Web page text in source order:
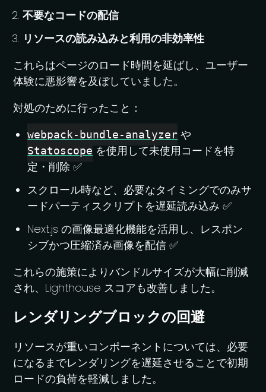
不要なコードの配信
リソースの読み込みと利用の非効率性
これらはページのロード時間を延ばし、ユーザー
体験に悪影響を及ぼしていました。
対処のために行ったこと：
webpack-bundle-analyzer や
Statoscope を使用して未使用コードを特
定・削除 ✅
スクロール時など、必要なタイミングでのみサ
ードパーティスクリプトを遅延読み込み ✅
Next.js の画像最適化機能を活用し、レスポン
シブかつ圧縮済み画像を配信 ✅
これらの施策によりバンドルサイズが大幅に削減
され、Lighthouse スコアも改善しました。
レンダリングブロックの回避
リソースが重いコンポーネントについては、必要
になるまでレンダリングを遅延させることで初期
ロードの負荷を軽減しました。